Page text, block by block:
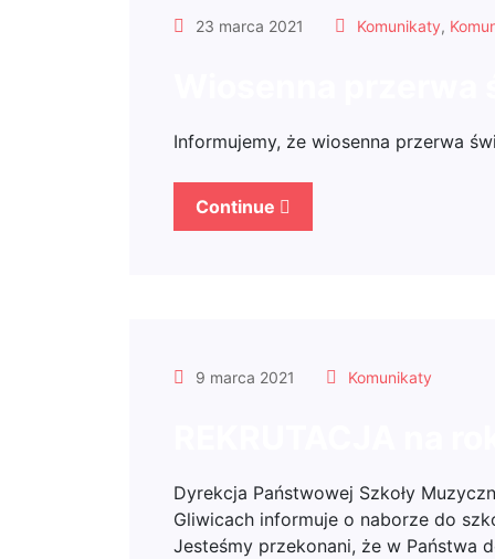
23 marca 2021 Komunikaty,
Informujemy, że wiosenna przerwa
Continue
9 marca 2021 Komunikaty
Dyrekcja Państwowej Szkoły
Gliwicach informuje o naborze do
Jesteśmy przekonani, że w Państwa